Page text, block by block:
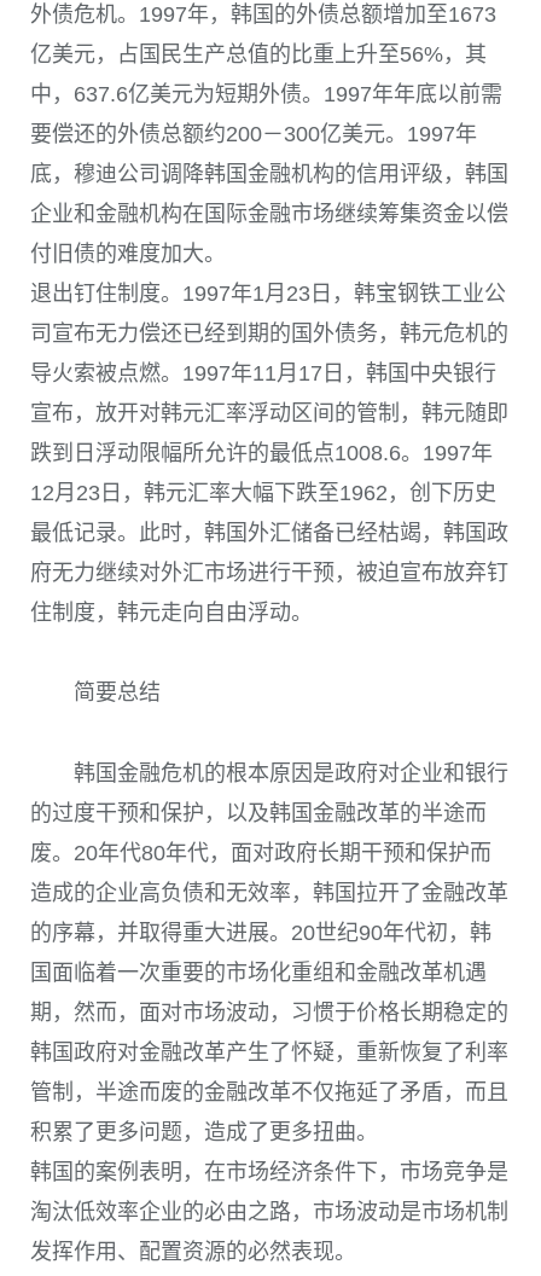
外债危机。1997年，韩国的外债总额增加至1673
亿美元，占国民生产总值的比重上升至56%，其
中，637.6亿美元为短期外债。1997年年底以前需
要偿还的外债总额约200－300亿美元。1997年
底，穆迪公司调降韩国金融机构的信用评级，韩国
企业和金融机构在国际金融市场继续筹集资金以偿
付旧债的难度加大。
退出钉住制度。1997年1月23日，韩宝钢铁工业公
司宣布无力偿还已经到期的国外债务，韩元危机的
导火索被点燃。1997年11月17日，韩国中央银行
宣布，放开对韩元汇率浮动区间的管制，韩元随即
跌到日浮动限幅所允许的最低点1008.6。1997年
12月23日，韩元汇率大幅下跌至1962，创下历史
最低记录。此时，韩国外汇储备已经枯竭，韩国政
府无力继续对外汇市场进行干预，被迫宣布放弃钉
住制度，韩元走向自由浮动。
简要总结
韩国金融危机的根本原因是政府对企业和银行
的过度干预和保护，以及韩国金融改革的半途而
废。20年代80年代，面对政府长期干预和保护而
造成的企业高负债和无效率，韩国拉开了金融改革
的序幕，并取得重大进展。20世纪90年代初，韩
国面临着一次重要的市场化重组和金融改革机遇
期，然而，面对市场波动，习惯于价格长期稳定的
韩国政府对金融改革产生了怀疑，重新恢复了利率
管制，半途而废的金融改革不仅拖延了矛盾，而且
积累了更多问题，造成了更多扭曲。
韩国的案例表明，在市场经济条件下，市场竞争是
淘汰低效率企业的必由之路，市场波动是市场机制
发挥作用、配置资源的必然表现。